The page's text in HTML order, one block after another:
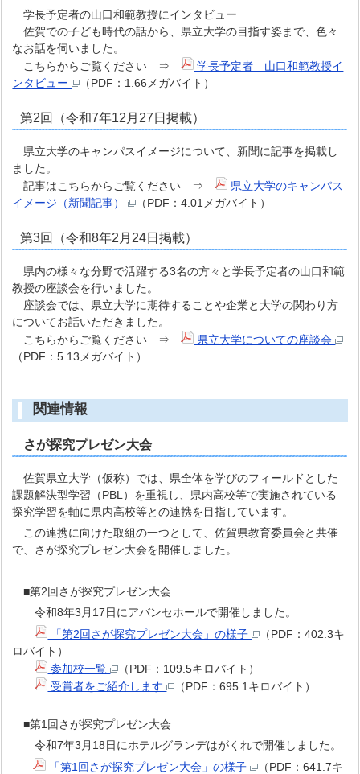
学長予定者の山口和範教授にインタビュー
佐賀での子ども時代の話から、県立大学の目指す姿まで、色々
なお話を伺いました。
こちらからご覧ください ⇒
学長予定者 山口和範教授イ
ンタビュー
（PDF：1.66メガバイト）
第2回（令和7年12月27日掲載）
県立大学のキャンパスイメージについて、新聞に記事を掲載し
ました。
記事はこちらからご覧ください ⇒
県立大学のキャンパス
イメージ（新聞記事）
（PDF：4.01メガバイト）
第3回（令和8年2月24日掲載）
県内の様々な分野で活躍する3名の方々と学長予定者の山口和範
教授の座談会を行いました。
座談会では、県立大学に期待することや企業と大学の関わり方
についてお話いただきました。
こちらからご覧ください ⇒
県立大学についての座談会
（PDF：5.13メガバイト）
関連情報
さが探究プレゼン大会
佐賀県立大学（仮称）では、県全体を学びのフィールドとした
課題解決型学習（PBL）を重視し、県内高校等で実施されている
探究学習を軸に県内高校等との連携を目指しています。
この連携に向けた取組の一つとして、佐賀県教育委員会と共催
で、さが探究プレゼン大会を開催しました。
■第2回さが探究プレゼン大会
令和8年3月17日にアバンセホールで開催しました。
「第2回さが探究プレゼン大会」の様子
（PDF：402.3キ
ロバイト）
参加校一覧
（PDF：109.5キロバイト）
受賞者をご紹介します
（PDF：695.1キロバイト）
■第1回さが探究プレゼン大会
令和7年3月18日にホテルグランデはがくれで開催しました。
「第1回さが探究プレゼン大会」の様子
（PDF：641.7キ